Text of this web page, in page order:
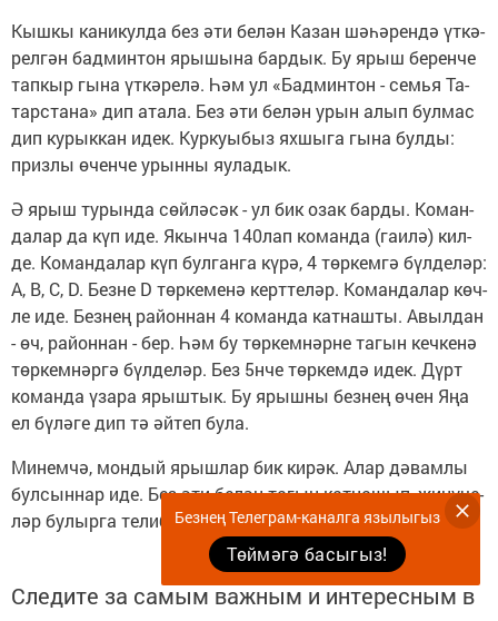
Кыш­кы ка­ни­кул­да без әти бе­лән Ка­зан шә­һә­рен­дә үт­кә­
рел­гән бад­мин­тон яры­шы­на бар­дык. Бу ярыш бе­рен­че
тап­кыр гы­на үт­кә­ре­лә. Һәм ул «Бад­мин­тон - семья Та­
тарс­та­на» дип ата­ла. Без әти бе­лән урын алып бул­мас
дип ку­рык­кан идек. Кур­ку­ы­быз ях­шы­га гы­на бул­ды:
приз­лы өчен­че урын­ны яу­ла­дык.
Ә ярыш ту­рын­да сөй­лә­сәк - ул бик озак бар­ды. Ко­ман­
да­лар да күп иде. Якын­ча 140лап ко­ман­да (га­и­лә) кил­
де. Ко­ман­да­лар күп бул­ган­га кү­рә, 4 төр­кем­гә бүл­де­ләр:
А, В, С, D. Без­не D төр­ке­ме­нә керт­те­ләр. Ко­ман­да­лар көч­
ле иде. Без­нең ра­йон­нан 4 ко­ман­да кат­наш­ты. Авыл­дан
- өч, ра­йон­нан - бер. Һәм бу төр­кем­нәр­не та­гын кеч­ке­нә
төр­кем­нәр­гә бүл­де­ләр. Без 5нче төр­кем­дә идек. Дүрт
ко­ман­да үза­ра ярыш­тык. Бу ярыш­ны без­нең өчен Яңа
ел бү­лә­ге дип тә әй­теп бу­ла.
Ми­нем­чә, мон­дый ярыш­лар бик ки­рәк. Алар дә­вам­лы
бул­сын­нар иде. Без әти бе­лән та­гын кат­на­шып, җи­ңү­че­
ләр бу­лыр­га те­ли­без.
Следите за самым важным и интересным в
Безнең Телеграм-каналга язылыгыз
Төймәгә басыгыз!